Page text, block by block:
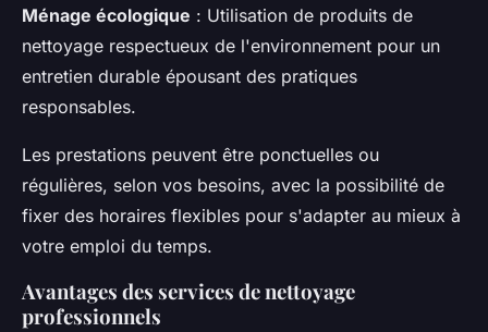
Ménage écologique : Utilisation de produits de
nettoyage respectueux de l'environnement pour un
entretien durable épousant des pratiques
responsables.
Les prestations peuvent être ponctuelles ou
régulières, selon vos besoins, avec la possibilité de
fixer des horaires flexibles pour s'adapter au mieux à
votre emploi du temps.
Avantages des services de nettoyage
professionnels